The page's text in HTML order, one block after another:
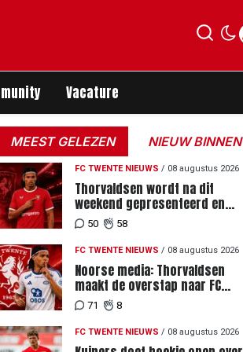
Vacature
MEEST GELEZEN NIEUW BINNEN
FC TWENTE NIEUWS / 08 augustus 2026
Thorvaldsen wordt na dit
weekend gepresenteerd en
tekent meerjarig contract bij FC
Twente
50 58
FC TWENTE NIEUWS / 08 augustus 2026
Noorse media: Thorvaldsen
maakt de overstap naar FC
Twente
71 8
FC TWENTE NIEUWS / 08 augustus 2026